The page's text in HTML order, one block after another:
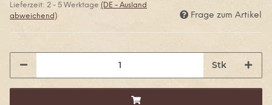
Lieferzeit: 2 - 5 Werktage (DE - Ausland
abweichend)
Frage zum Artikel
Stk